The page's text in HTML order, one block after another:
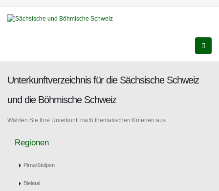
Unterkunftverzeichnis für die Sächsische Schweiz
und die Böhmische Schweiz
Wählen Sie Ihre Unterkunft nach thematischen Kriterien aus.
Regionen
Pirna/Stolpen
Bielatal